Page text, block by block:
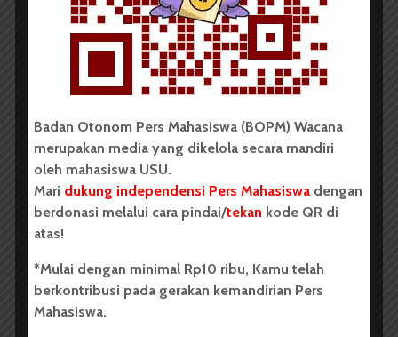
Mahasiswa Administrasi
Bisnis USU Tembus 500
Pengunjung per Hari
1 menit waktu baca
Badan Otonom Pers Mahasiswa (BOPM) Wacana
merupakan media yang dikelola secara mandiri
oleh mahasiswa USU.
Mari dukung independensi Pers Mahasiswa dengan
berdonasi melalui cara pindai/tekan kode QR di
atas!
*Mulai dengan minimal Rp10 ribu, Kamu telah
berkontribusi pada gerakan kemandirian Pers
Mahasiswa.